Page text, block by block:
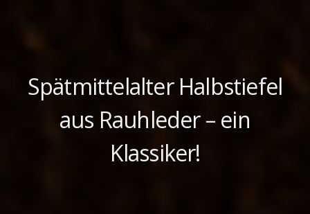
Spätmittelalter Halbstiefel
aus Rauhleder – ein
Klassiker!